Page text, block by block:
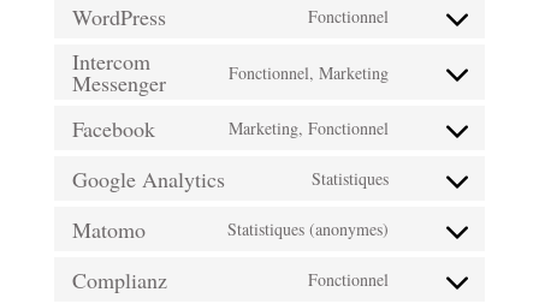
woocommerce
themes)
WordPress Fonctionnel
Consent
wordpress
Intercom
Messenger Fonctionnel, Marketing
Consent
intercom-
Facebook Marketing, Fonctionnel
Consent
facebook
Google Analytics Statistiques
Consent
google-
Matomo Statistiques (anonymes)
Consent
Complianz Fonctionnel
Consent